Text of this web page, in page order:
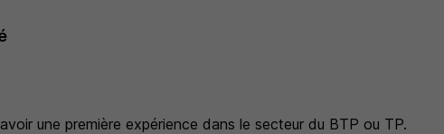
une première expérience dans le secteur du BTP ou TP.